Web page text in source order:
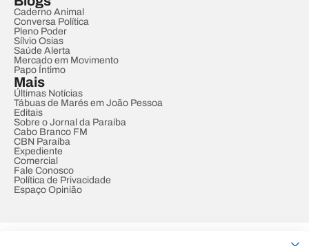
Caderno Animal
Conversa Política
Pleno Poder
Sílvio Osias
Saúde Alerta
Mercado em Movimento
Papo Íntimo
Mais
Últimas Notícias
Tábuas de Marés em João Pessoa
Editais
Sobre o Jornal da Paraíba
Cabo Branco FM
CBN Paraíba
Expediente
Comercial
Fale Conosco
Política de Privacidade
Espaço Opinião